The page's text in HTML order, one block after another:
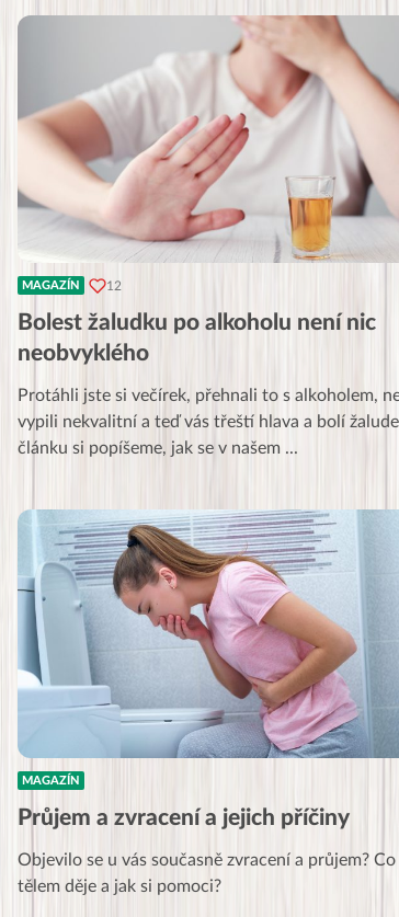
MAGAZÍN 12
Bolest žaludku po alkoholu není nic
neobvyklého
Protáhli jste si večírek, přehnali to s alkoholem,
vypili nekvalitní a teď vás třeští hlava a bolí
článku si popíšeme, jak se v našem ...
MAGAZÍN
Průjem a zvracení a jejich příčiny
Objevilo se u vás současně zvracení a průjem? Co
tělem děje a jak si pomoci?